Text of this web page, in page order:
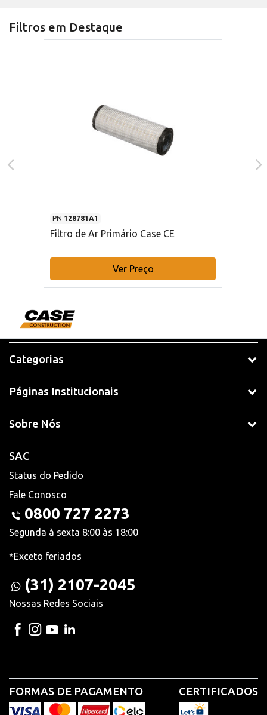
Filtros em Destaque
PN 128781A1
Filtro de Ar Primário Case CE
Ver Preço
Categorias
Páginas Institucionais
Sobre Nós
SAC
Status do Pedido
Fale Conosco
0800 727 2273
Segunda à sexta 8:00 às 18:00
*Exceto feriados
(31) 2107-2045
Nossas Redes Sociais
FORMAS DE PAGAMENTO CERTIFICADOS